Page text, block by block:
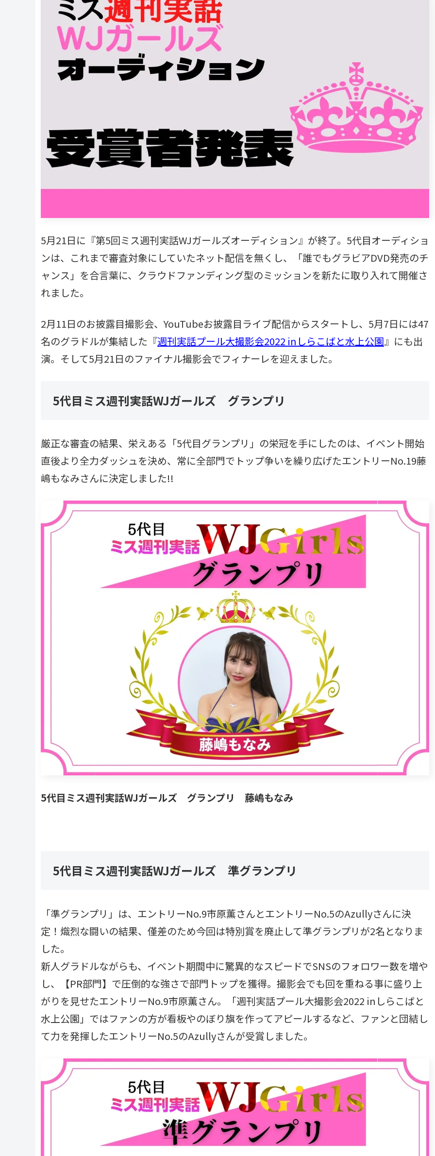
5月21日に『第5回ミス週刊実話WJガールズオーディション』が終了。5代目オーディショ
ンは、これまで審査対象にしていたネット配信を無くし、「誰でもグラビアDVD発売のチ
ャンス」を合言葉に、クラウドファンディング型のミッションを新たに取り入れて開催さ
れました。
2月11日のお披露目撮影会、YouTubeお披露目ライブ配信からスタートし、5月7日には47
名のグラドルが集結した『週刊実話プール大撮影会2022 inしらこばと水上公園』にも出
演。そして5月21日のファイナル撮影会でフィナーレを迎えました。
5代目ミス週刊実話WJガールズ グランプリ
厳正な審査の結果、栄えある「5代目グランプリ」の栄冠を手にしたのは、イベント開始
直後より全力ダッシュを決め、常に全部門でトップ争いを繰り広げたエントリーNo.19藤
嶋もなみさんに決定しました!!
5代目ミス週刊実話WJガールズ グランプリ 藤嶋もなみ
5代目ミス週刊実話WJガールズ 準グランプリ
「準グランプリ」は、エントリーNo.9市原薫さんとエントリーNo.5のAzullyさんに決
定！熾烈な闘いの結果、僅差のため今回は特別賞を廃止して準グランプリが2名となりま
した。
新人グラドルながらも、イベント期間中に驚異的なスピードでSNSのフォロワー数を増や
し、【PR部門】で圧倒的な強さで部門トップを獲得。撮影会でも回を重ねる事に盛り上
がりを見せたエントリーNo.9市原薫さん。「週刊実話プール大撮影会2022 inしらこばと
水上公園」ではファンの方が看板やのぼり旗を作ってアピールするなど、ファンと団結し
て力を発揮したエントリーNo.5のAzullyさんが受賞しました。